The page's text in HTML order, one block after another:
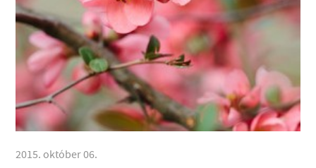
2015. október 06.